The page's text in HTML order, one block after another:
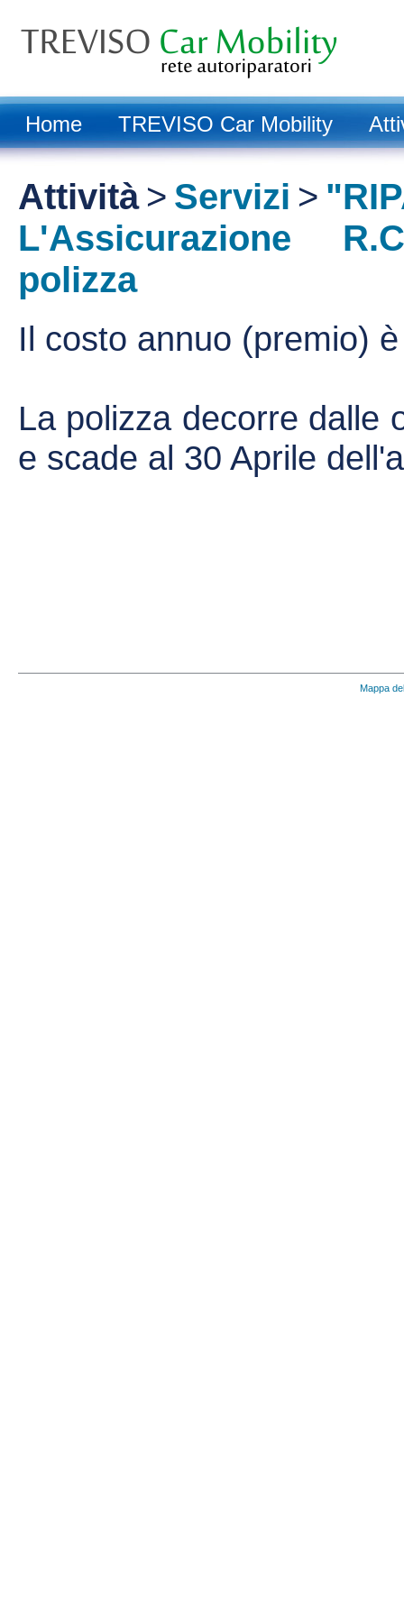
Home TREVISO Car Mobility
Attività > Servizi >
L'Assicurazione
polizza
Il costo annuo (premio)
La polizza decorre dalle
e scade al 30 Aprile
Mappa